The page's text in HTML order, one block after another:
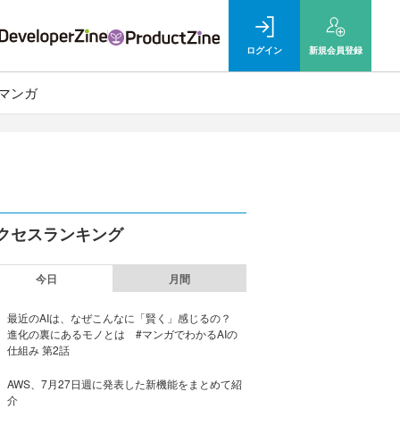
ログイン 新規会員登録
ンガ
セスランキング
今日 月間
最近のAIは、なぜこんなに「賢く」感じるの？
進化の裏にあるモノとは #マンガでわかるAIの
仕組み 第2話
AWS、7月27日週に発表した新機能をまとめて紹
介